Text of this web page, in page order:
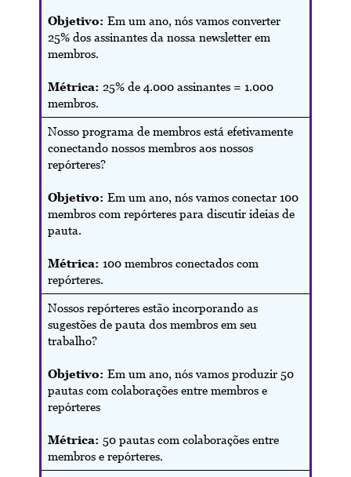
Objetivo: Em um ano, nós vamos converter
25% dos assinantes da nossa newsletter em
membros.
Métrica: 25% de 4.000 assinantes = 1.000
membros.
Nosso programa de membros está efetivamente
conectando nossos membros aos nossos
repórteres?
Objetivo: Em um ano, nós vamos conectar 100
membros com repórteres para discutir ideias de
pauta.
Métrica: 100 membros conectados com
repórteres.
Nossos repórteres estão incorporando as
sugestões de pauta dos membros em seu
trabalho?
Objetivo: Em um ano, nós vamos produzir 50
pautas com colaborações entre membros e
repórteres
Métrica: 50 pautas com colaborações entre
membros e repórteres.